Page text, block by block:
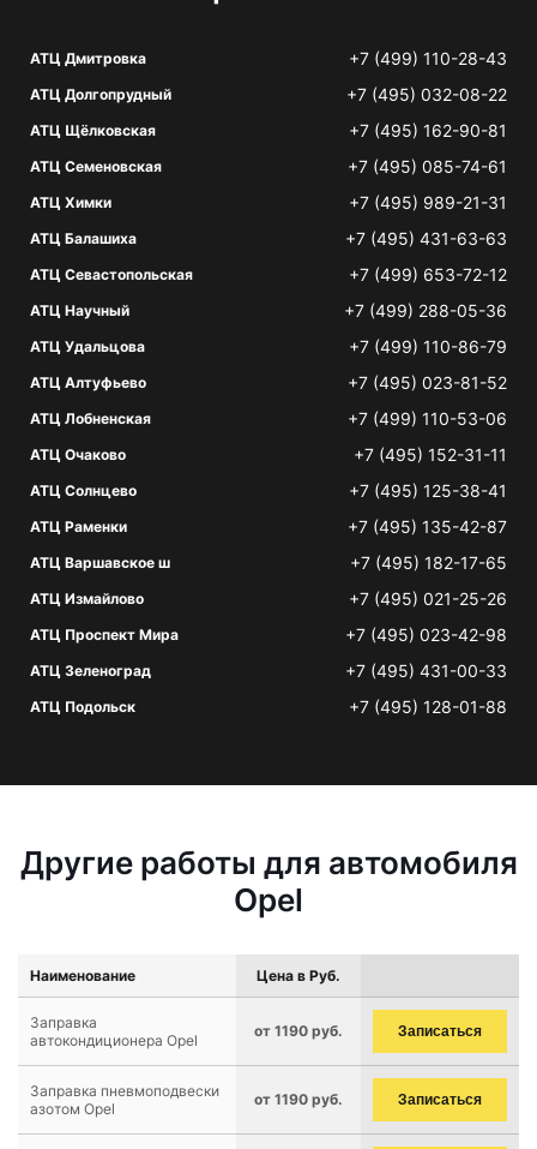
АТЦ Дмитровка +7 (499) 110-28-43
АТЦ Долгопрудный +7 (495) 032-08-22
АТЦ Щёлковская +7 (495) 162-90-81
АТЦ Семеновская +7 (495) 085-74-61
АТЦ Химки +7 (495) 989-21-31
АТЦ Балашиха +7 (495) 431-63-63
АТЦ Севастопольская +7 (499) 653-72-12
АТЦ Научный +7 (499) 288-05-36
АТЦ Удальцова +7 (499) 110-86-79
АТЦ Алтуфьево +7 (495) 023-81-52
АТЦ Лобненская +7 (499) 110-53-06
АТЦ Очаково +7 (495) 152-31-11
АТЦ Солнцево +7 (495) 125-38-41
АТЦ Раменки +7 (495) 135-42-87
АТЦ Варшавское ш +7 (495) 182-17-65
АТЦ Измайлово +7 (495) 021-25-26
АТЦ Проспект Мира +7 (495) 023-42-98
АТЦ Зеленоград +7 (495) 431-00-33
АТЦ Подольск +7 (495) 128-01-88
Другие работы для автомобиля
Opel
Наименование Цена в Руб.
Заправка
автокондиционера Opel
от 1190 руб. Записаться
Заправка пневмоподвески
азотом Opel
от 1190 руб. Записаться